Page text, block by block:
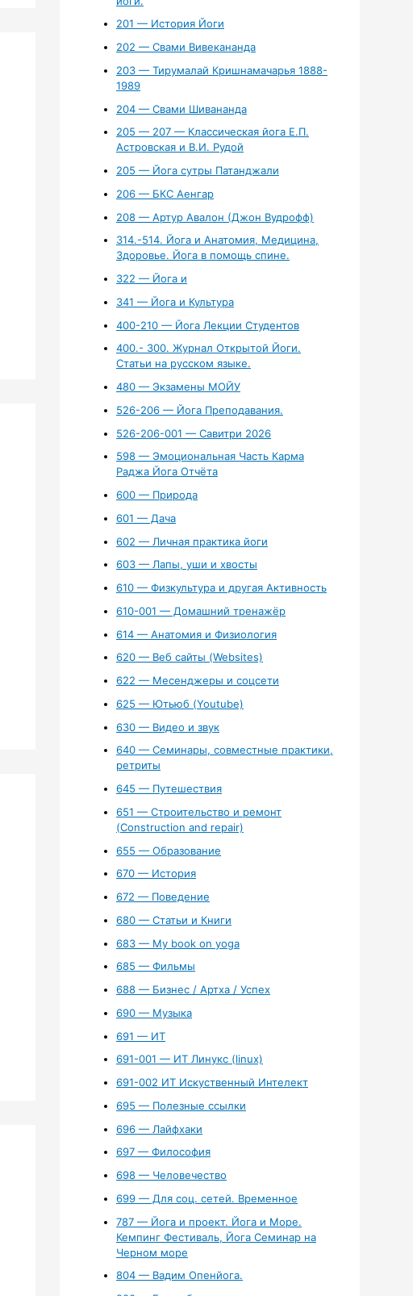
201 — История Йоги
202 — Свами Вивекананда
203 — Тирумалай Кришнамачарья 1888-
1989
204 — Свами Шивананда
205 — 207 — Классическая йога Е.П.
Астровская и В.И. Рудой
205 — Йога сутры Патанджали
206 — БКС Аенгар
208 — Артур Авалон (Джон Вудрофф)
314.-514. Йога и Анатомия, Медицина,
Здоровье. Йога в помощь спине.
322 — Йога и
341 — Йога и Культура
400-210 — Йога Лекции Студентов
400.- 300. Журнал Открытой Йоги.
Статьи на русском языке.
480 — Экзамены МОЙУ
526-206 — Йога Преподавания.
526-206-001 — Савитри 2026
598 — Эмоциональная Часть Карма
Раджа Йога Отчёта
600 — Природа
601 — Дача
602 — Личная практика йоги
603 — Лапы, уши и хвосты
610 — Физкультура и другая Активность
610-001 — Домашний тренажёр
614 — Анатомия и Физиология
620 — Веб сайты (Websites)
622 — Месенджеры и соцсети
625 — Ютьюб (Youtube)
630 — Видео и звук
640 — Семинары, совместные практики,
ретриты
645 — Путешествия
651 — Строительство и ремонт
(Construction and repair)
655 — Образование
670 — История
672 — Поведение
680 — Статьи и Книги
683 — My book on yoga
685 — Фильмы
688 — Бизнес / Артха / Успех
690 — Музыка
691 — ИТ
691-001 — ИТ Линукс (linux)
691-002 ИТ Искуственный Интелект
695 — Полезные ссылки
696 — Лайфхаки
697 — Философия
698 — Человечество
699 — Для соц. сетей. Временное
787 — Йога и проект. Йога и Море.
Кемпинг Фестиваль, Йога Семинар на
Черном море
804 — Вадим Опенйога.